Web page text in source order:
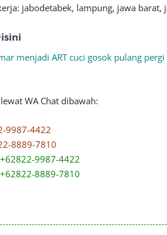
jabodetabek, lampung, jawa barat,
menjadi ART cuci gosok pulang
WA Chat dibawah:
9987-4422
8889-7810
+62822-9987-4422
+62822-8889-7810